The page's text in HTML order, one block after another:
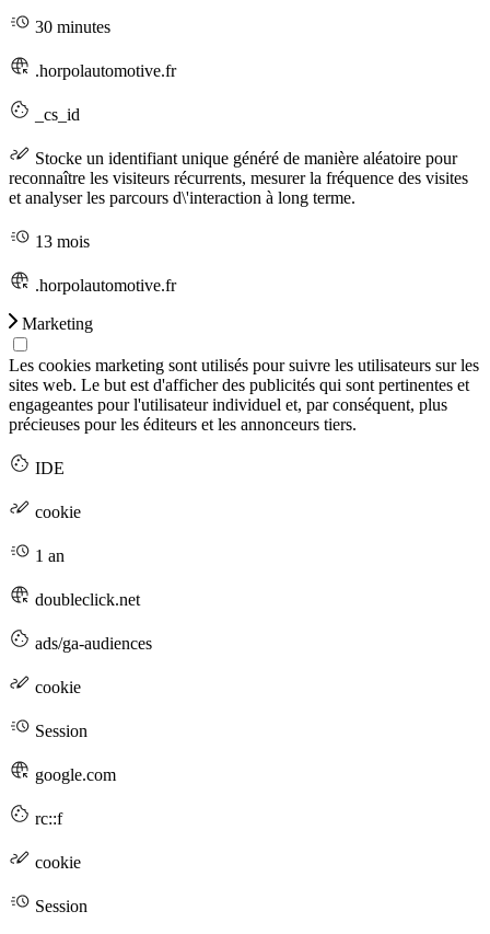
30 minutes
.horpolautomotive.fr
_cs_id
Stocke un identifiant unique généré de manière aléatoire pour
reconnaître les visiteurs récurrents, mesurer la fréquence des visites
et analyser les parcours d\'interaction à long terme.
13 mois
.horpolautomotive.fr
Marketing
Les cookies marketing sont utilisés pour suivre les utilisateurs sur les
sites web. Le but est d'afficher des publicités qui sont pertinentes et
engageantes pour l'utilisateur individuel et, par conséquent, plus
précieuses pour les éditeurs et les annonceurs tiers.
IDE
cookie
1 an
doubleclick.net
ads/ga-audiences
cookie
Session
google.com
rc::f
cookie
Session